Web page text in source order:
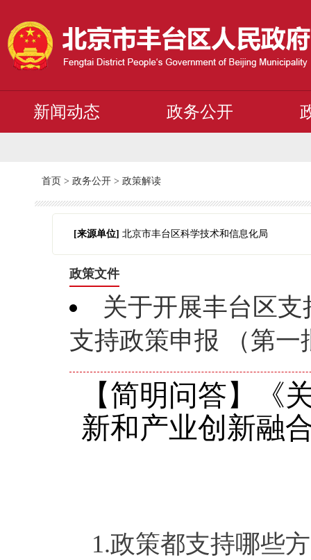
新闻动态 政务公开
首页 > 政务公开 > 政策解读
[来源单位] 北京市丰台区科学技术和信息化局
政策文件
关于开展丰台区
支持政策申报 （第一
【简明问答】《
新和产业创新融
1.政策都支持哪些